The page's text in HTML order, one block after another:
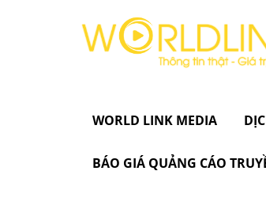
WORLD LINK MEDIA
BÁO GIÁ QUẢNG CÁO